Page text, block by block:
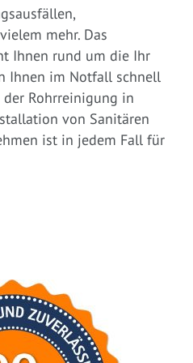
mehr. Das
Ihnen rund um die Ihr
Ihnen im Notfall schnell
Rohrreinigung in
von Sanitären
ist in jedem Fall für